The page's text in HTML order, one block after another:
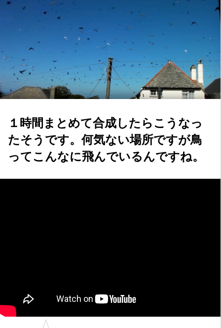
１時間まとめて合成したらこうなっ
たそうです。何気ない場所ですが鳥
ってこんなに飛んでいるんですね。